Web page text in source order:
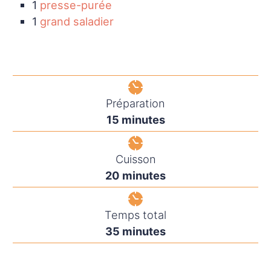
1 presse-purée
1 grand saladier
Préparation
15minutes
minutes
Cuisson
20 minutes
minutes
Temps total
35 minutes
minutes